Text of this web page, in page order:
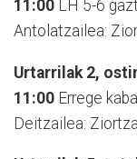
11:00 LH 5-6
Antolatzailea:
Urtarrilak 2,
11:00 Errege
Deitzailea: Ziortza.